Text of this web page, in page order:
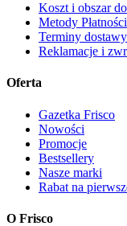
Koszt i obszar
Metody Płatności
Terminy dostawy
Reklamacje i
Oferta
Gazetka Frisco
Nowości
Promocje
Bestsellery
Nasze marki
Rabat na
O Frisco